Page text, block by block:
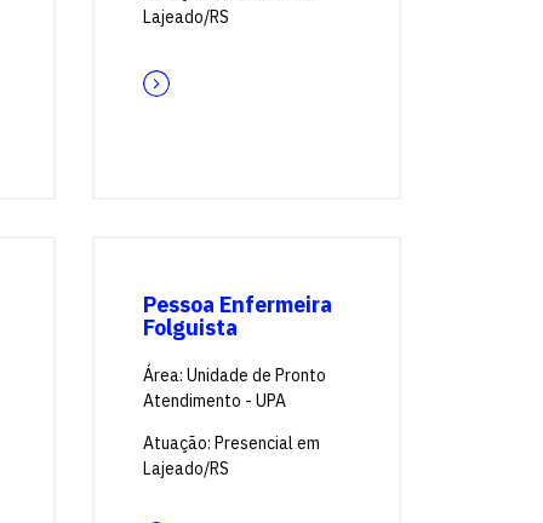
Lajeado/RS
Pessoa Enfermeira
Folguista
Área: Unidade de Pronto
Atendimento - UPA
Atuação: Presencial em
Lajeado/RS